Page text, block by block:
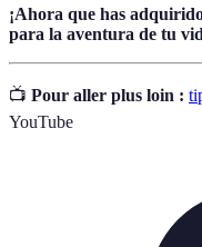
¡Ahora que has
para la aventura de tu
📺 Pour aller plus loin :
YouTube